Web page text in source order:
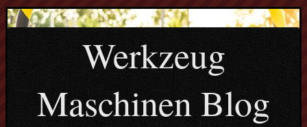
Werkzeug
Maschinen Blog